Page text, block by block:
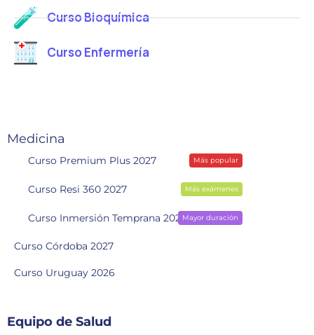
Curso Bioquímica
Curso Enfermería
Medicina
Curso Premium Plus 2027 Más popular
Curso Resi 360 2027 Más exámenes
Curso Inmersión Temprana 2028Mayor duración
Curso Córdoba 2027
Curso Uruguay 2026
Equipo de Salud